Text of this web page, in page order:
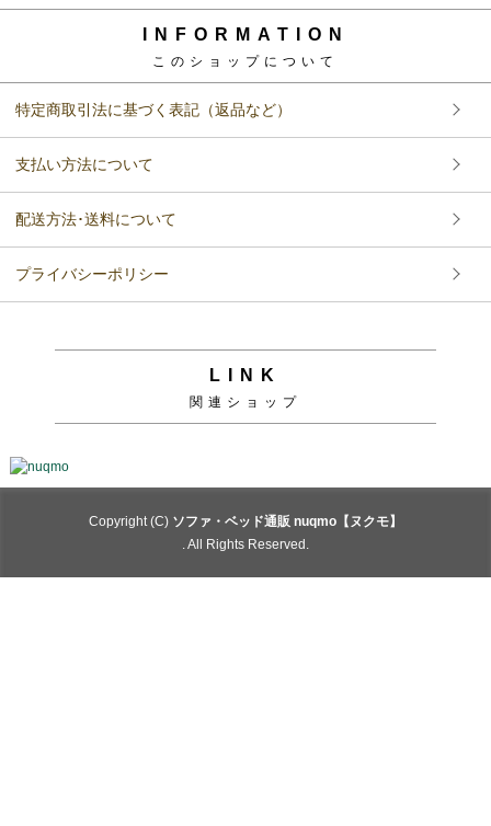
INFORMATION
このショップについて
特定商取引法に基づく表記（返品など）
支払い方法について
配送方法･送料について
プライバシーポリシー
LINK
関連ショップ
Copyright (C) ソファ・ベッド通販 nuqmo【ヌクモ】
. All Rights Reserved.